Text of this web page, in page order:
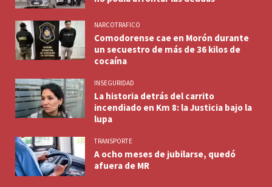
NARCOTRAFICO
Comodorense cae en Morón durante
un secuestro de más de 36 kilos de
cocaína
INSEGURIDAD
La historia detrás del carrito
incendiado en Km 8: la Justicia bajo la
lupa
TRANSPORTE
A ocho meses de jubilarse, quedó
afuera de MR